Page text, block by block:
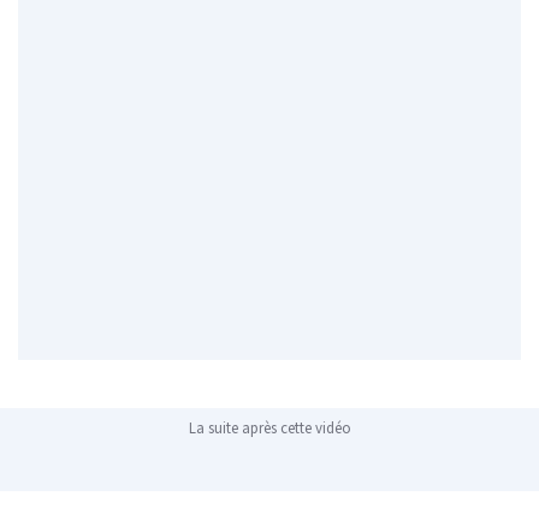
La suite après cette vidéo